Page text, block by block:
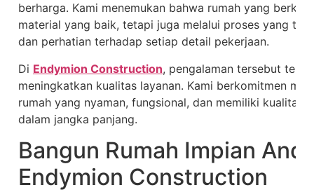
berharga. Kami menemukan bahwa rumah yang
material yang baik, tetapi juga melalui proses yang
dan perhatian terhadap setiap detail pekerjaan.
Di Endymion Construction, pengalaman tersebut
meningkatkan kualitas layanan. Kami berkomitmen
rumah yang nyaman, fungsional, dan memiliki kualitas
dalam jangka panjang.
Bangun Rumah Impian
Endymion Construction